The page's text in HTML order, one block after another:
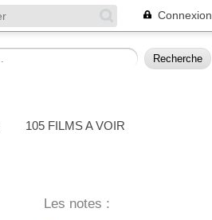
Connexion
105 FILMS A VOIR
Les notes :